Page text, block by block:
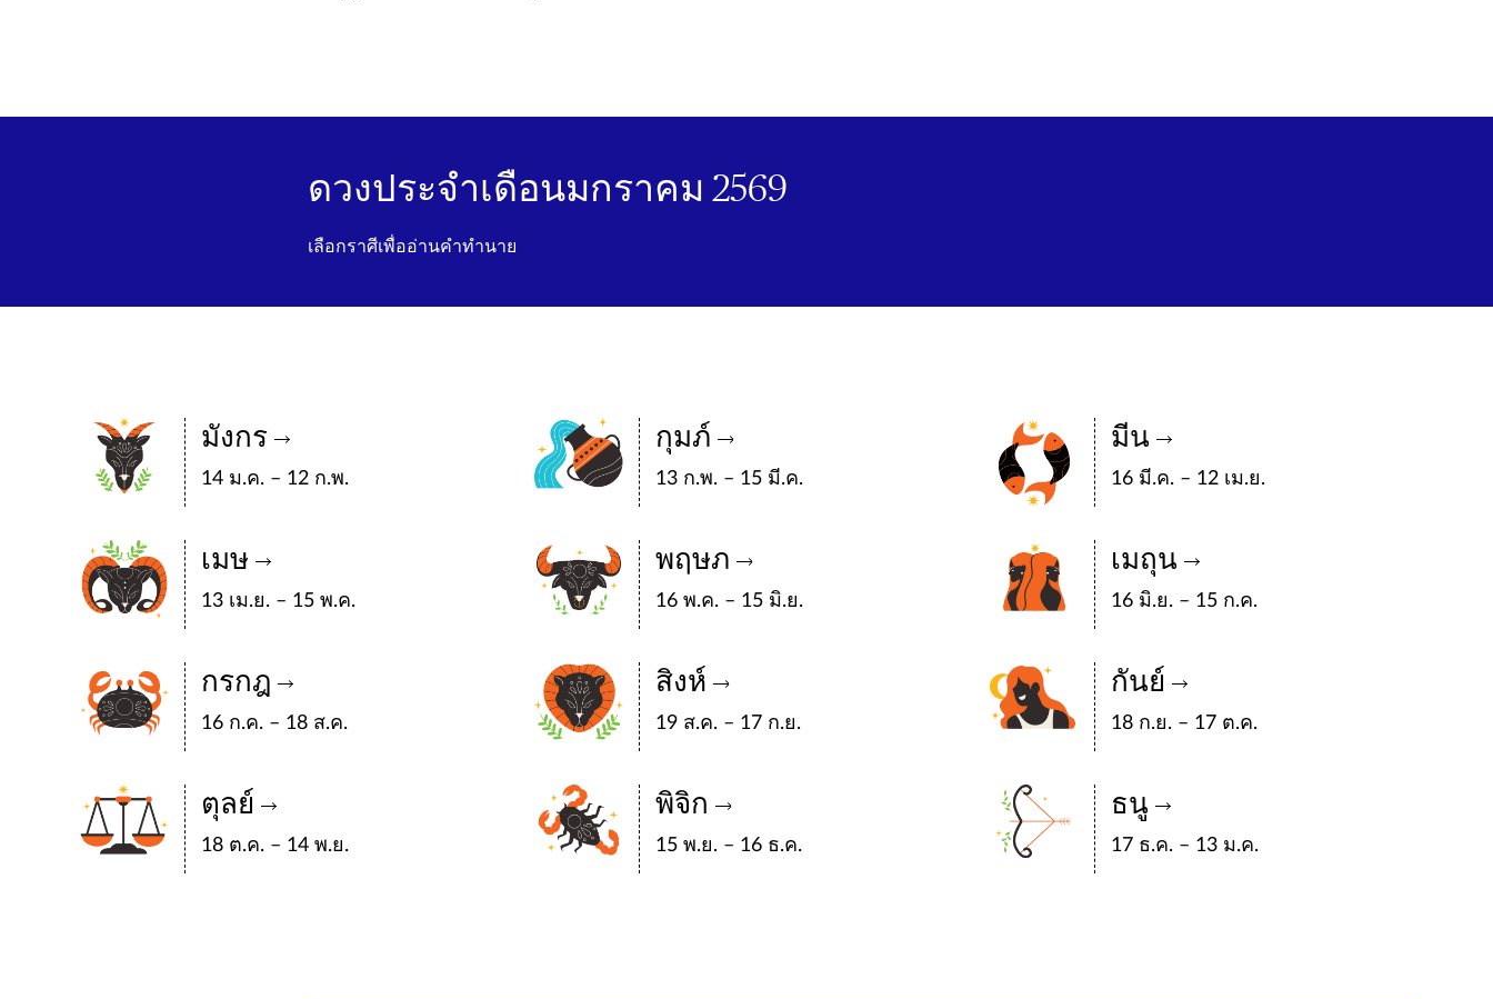
ดวงประจำเดือนมกราคม 2569
เลือกราศีเพื่ออ่านคำทำนาย
มังกร
14 ม.ค. – 12 ก.พ.
กุมภ์
13 ก.พ. – 15 มี.ค.
มีน
16 มี.ค. – 12 เม.ย.
เมษ
13 เม.ย. – 15 พ.ค.
พฤษภ
16 พ.ค. – 15 มิ.ย.
เมถุน
16 มิ.ย. – 15 ก.ค.
กรกฎ
16 ก.ค. – 18 ส.ค.
สิงห์
19 ส.ค. – 17 ก.ย.
กันย์
18 ก.ย. – 17 ต.ค.
ตุลย์
18 ต.ค. – 14 พ.ย.
พิจิก
15 พ.ย. – 16 ธ.ค.
ธนู
17 ธ.ค. – 13 ม.ค.